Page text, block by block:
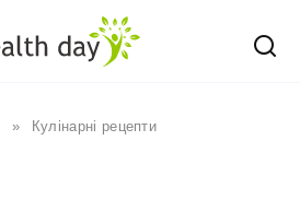
» Кулінарні рецепти